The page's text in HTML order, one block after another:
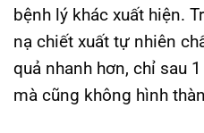
bệnh lý khác xuất hiện.
nạ chiết xuất tự nhiên
quả nhanh hơn, chỉ sau
mà cũng không hình